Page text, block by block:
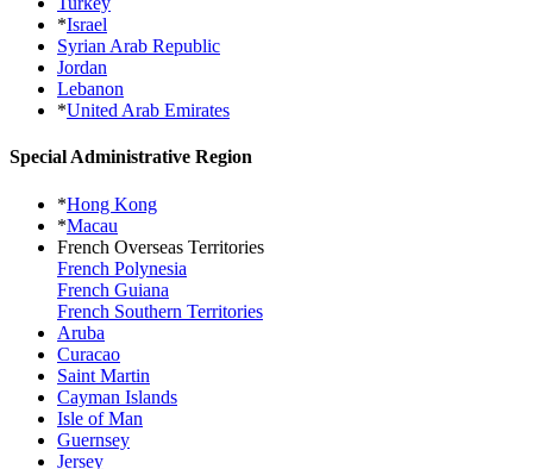
*Israel
Syrian Arab Republic
Jordan
Lebanon
*United Arab Emirates
Special Administrative Region
*Hong Kong
*Macau
French Overseas Territories
French Polynesia
French Guiana
French Southern Territories
Aruba
Curacao
Saint Martin
Cayman Islands
Isle of Man
Guernsey
Jersey